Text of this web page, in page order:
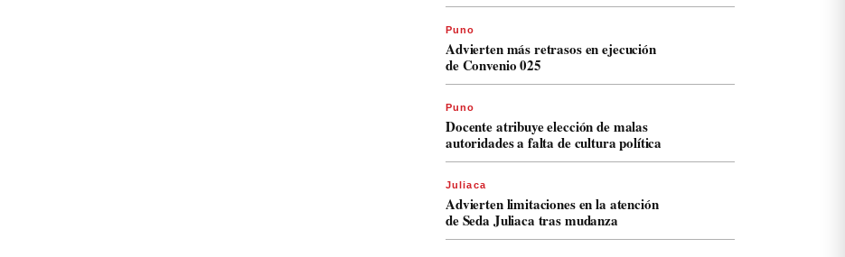
Puno
Advierten más retrasos en ejecución
de Convenio 025
Puno
Docente atribuye elección de malas
autoridades a falta de cultura política
Juliaca
Advierten limitaciones en la atención
de Seda Juliaca tras mudanza